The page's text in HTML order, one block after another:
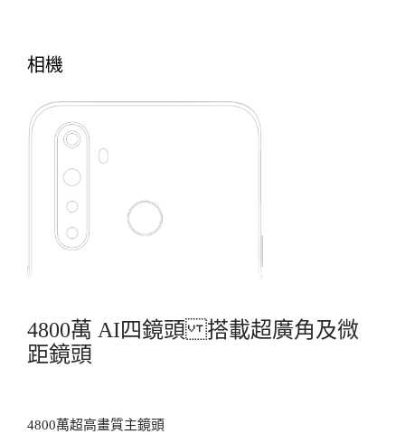
相機
4800萬 AI四鏡頭 搭載超廣角及微
距鏡頭
4800萬超高畫質主鏡頭